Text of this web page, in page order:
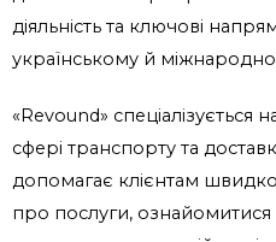
діяльність та ключові
українському й
«Revound»
сфері транспорту та
допомагає клієнтам
про послуги, ознайомитися